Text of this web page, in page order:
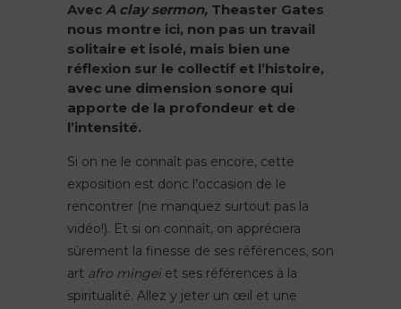
Avec A clay sermon, Theaster Gates
nous montre ici, non pas un travail
solitaire et isolé, mais bien une
réflexion sur le collectif et l’histoire,
avec une dimension sonore qui
apporte de la profondeur et de
l’intensité.
Si on ne le connaît pas encore, cette
exposition est donc l’occasion de le
rencontrer (ne manquez surtout pas la
vidéo!). Et si on connaît, on appréciera
sûrement la finesse de ses références, son
art afro mingeiet ses références à la
spiritualité. Allez y jeter un œil et une